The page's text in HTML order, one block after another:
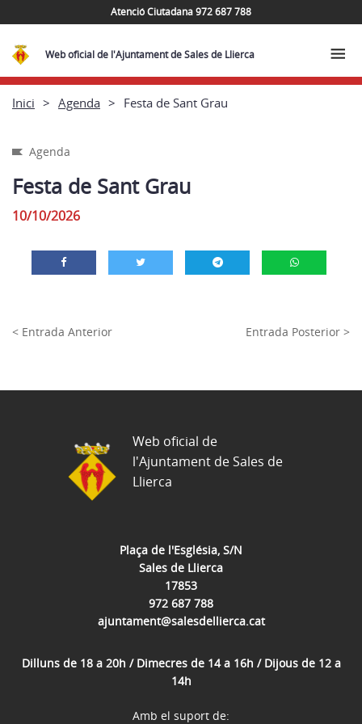
Atenció Ciutadana 972 687 788
Web oficial de l'Ajuntament de Sales de Llierca
Inici Agenda Festa de Sant Grau
Agenda
Festa de Sant Grau
10/10/2026
< Entrada Anterior Entrada Posterior >
Plaça de l'Església, S/N
Sales de Llierca
17853
972 687 788
ajuntament@salesdellierca.cat
Dilluns de 18 a 20h / Dimecres de 14 a 16h / Dijous de 12 a
14h
Web oficial de
l'Ajuntament de Sales de
Llierca
Amb el suport de: